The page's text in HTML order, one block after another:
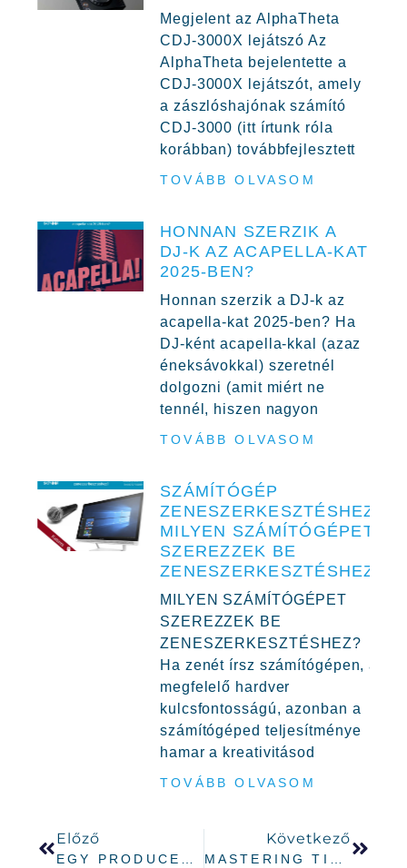
Megjelent az AlphaTheta
CDJ-3000X lejátszó Az
AlphaTheta bejelentette a
CDJ-3000X lejátszót, amely
a zászlóshajónak számító
CDJ-3000 (itt írtunk róla
korábban) továbbfejlesztett
TOVÁBB OLVASOM
HONNAN SZERZIK A
DJ-K AZ ACAPELLA-KAT
2025-BEN?
Honnan szerzik a DJ-k az
acapella-kat 2025-ben? Ha
DJ-ként acapella-kkal (azaz
éneksávokkal) szeretnél
dolgozni (amit miért ne
tennél, hiszen nagyon
TOVÁBB OLVASOM
SZÁMÍTÓGÉP
ZENESZERKESZTÉSHEZ,
MILYEN SZÁMÍTÓGÉPET
SZEREZZEK BE
ZENESZERKESZTÉSHEZ?
MILYEN SZÁMÍTÓGÉPET
SZEREZZEK BE
ZENESZERKESZTÉSHEZ?
Ha zenét írsz számítógépen, a
megfelelő hardver
kulcsfontosságú, azonban a
számítógéped teljesítménye
hamar a kreativitásod
TOVÁBB OLVASOM
Előző Következő